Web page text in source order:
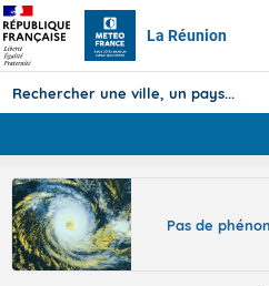
La Réunion
TOUS LES
Pas de